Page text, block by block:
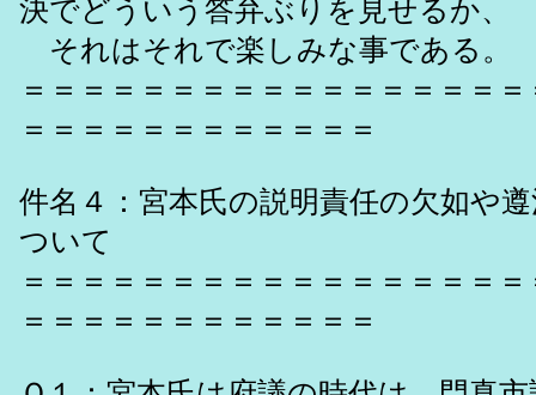
決でどういう答弁ぶりを見せるか、
それはそれで楽しみな事である。
＝＝＝＝＝＝＝＝＝＝＝＝＝＝＝＝
＝＝＝＝＝＝＝＝＝＝＝＝
件名４：宮本氏の説明責任の欠如や
ついて
＝＝＝＝＝＝＝＝＝＝＝＝＝＝＝＝
＝＝＝＝＝＝＝＝＝＝＝＝